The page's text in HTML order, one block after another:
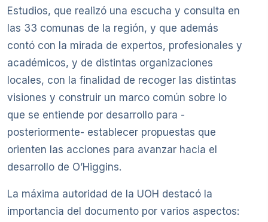
Estudios, que realizó una escucha y consulta en
las 33 comunas de la región, y que además
contó con la mirada de expertos, profesionales y
académicos, y de distintas organizaciones
locales, con la finalidad de recoger las distintas
visiones y construir un marco común sobre lo
que se entiende por desarrollo para -
posteriormente- establecer propuestas que
orienten las acciones para avanzar hacia el
desarrollo de O’Higgins.
La máxima autoridad de la UOH destacó la
importancia del documento por varios aspectos: